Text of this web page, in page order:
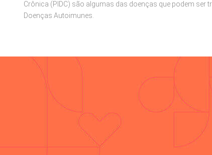
Crônica (PIDC) são algumas das doenças que podem ser
Doenças Autoimunes.